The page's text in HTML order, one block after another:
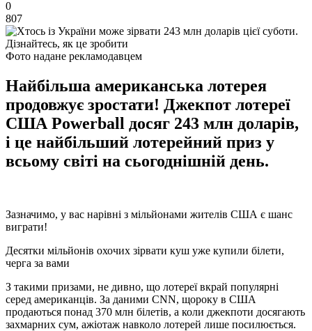
0
807
Фото надане рекламодавцем
Найбільша американська лотерея
продовжує зростати! Джекпот лотереї
США Powerball досяг 243 млн доларів,
і це найбільший лотерейний приз у
всьому світі на сьогоднішній день.
Зазначимо, у вас нарівні з мільйонами жителів США є шанс
виграти!
Десятки мільйонів охочих зірвати куш уже купили білети,
черга за вами
З такими призами, не дивно, що лотереї вкрай популярні
серед американців. За даними CNN, щороку в США
продаються понад 370 млн білетів, а коли джекпоти досягають
захмарних сум, ажіотаж навколо лотерей лише посилюється.